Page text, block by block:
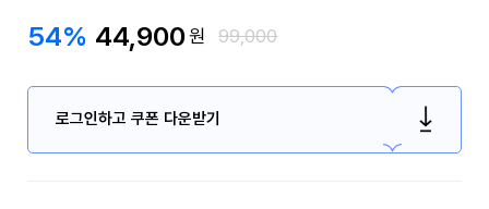
54% 44,900원 99,000
로그인하고 쿠폰 다운받기